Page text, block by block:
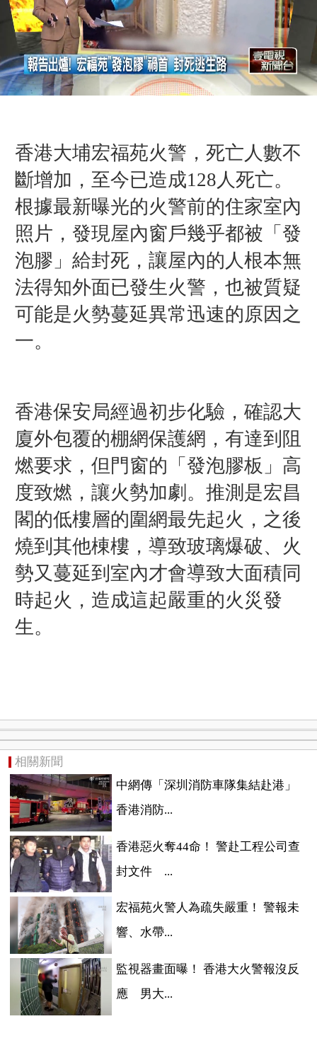
香港大埔宏福苑火警，死亡人數不
斷增加，至今已造成128人死亡。
根據最新曝光的火警前的住家室內
照片，發現屋內窗戶幾乎都被「發
泡膠」給封死，讓屋內的人根本無
法得知外面已發生火警，也被質疑
可能是火勢蔓延異常迅速的原因之
一。
香港保安局經過初步化驗，確認大
廈外包覆的棚網保護網，有達到阻
燃要求，但門窗的「發泡膠板」高
度致燃，讓火勢加劇。推測是宏昌
閣的低樓層的圍網最先起火，之後
燒到其他棟樓，導致玻璃爆破、火
勢又蔓延到室內才會導致大面積同
時起火，造成這起嚴重的火災發
生。
相關新聞
中網傳「深圳消防車隊集結赴港」
香港消防...
香港惡火奪44命！ 警赴工程公司查
封文件 ...
宏福苑火警人為疏失嚴重！ 警報未
響、水帶...
監視器畫面曝！ 香港大火警報沒反
應 男大...